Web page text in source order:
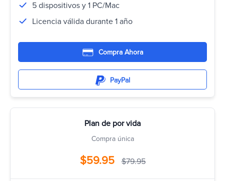
5 dispositivos y 1 PC/Mac
Licencia válida durante 1 año
Compra Ahora
PayPal
Plan de por vida
Compra única
$59.95 $79.95